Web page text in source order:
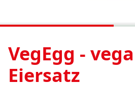
VegEgg -
Eiersatz